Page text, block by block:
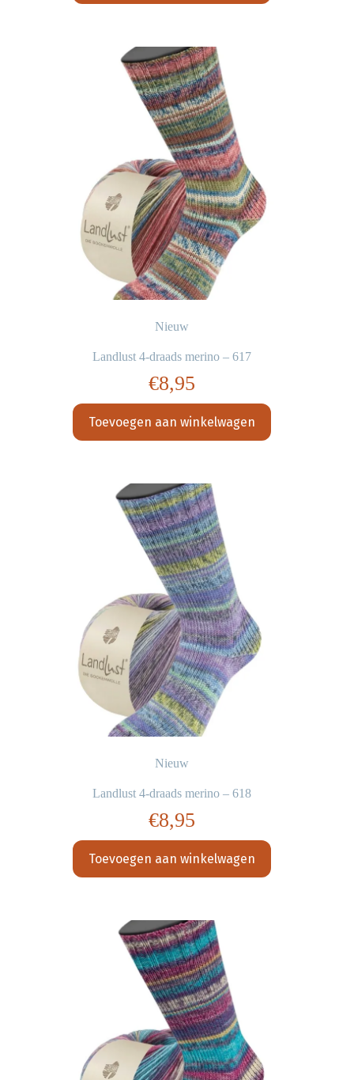
Nieuw
Landlust 4-draads merino – 617
€8,95
Toevoegen aan winkelwagen
Nieuw
Landlust 4-draads merino – 618
€8,95
Toevoegen aan winkelwagen